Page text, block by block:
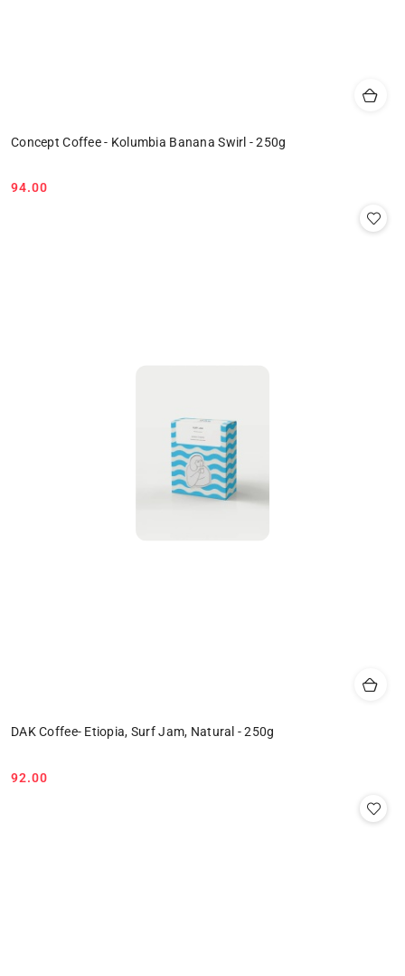
Concept Coffee - Kolumbia Banana Swirl - 250g
Cena:
94.00
DAK Coffee- Etiopia, Surf Jam, Natural - 250g
Cena:
92.00